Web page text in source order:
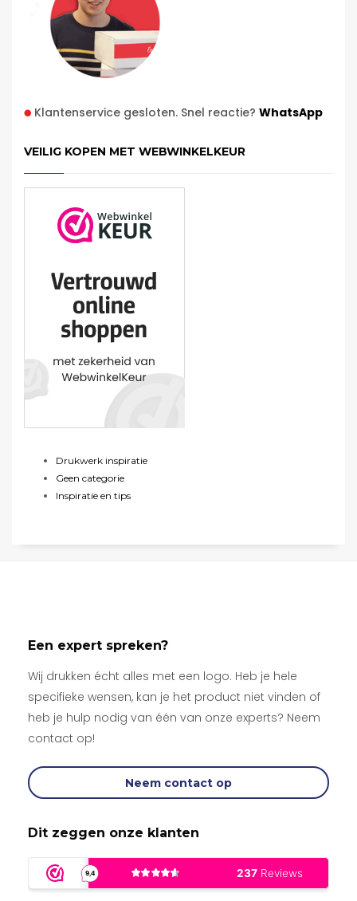
Klantenservice gesloten. Snel reactie? WhatsApp
VEILIG KOPEN MET WEBWINKELKEUR
Drukwerk inspiratie
Geen categorie
Inspiratie en tips
Een expert spreken?
Wij drukken écht alles met een logo. Heb je hele
specifieke wensen, kan je het product niet vinden of
heb je hulp nodig van één van onze experts? Neem
contact op!
Neem contact op
Dit zeggen onze klanten